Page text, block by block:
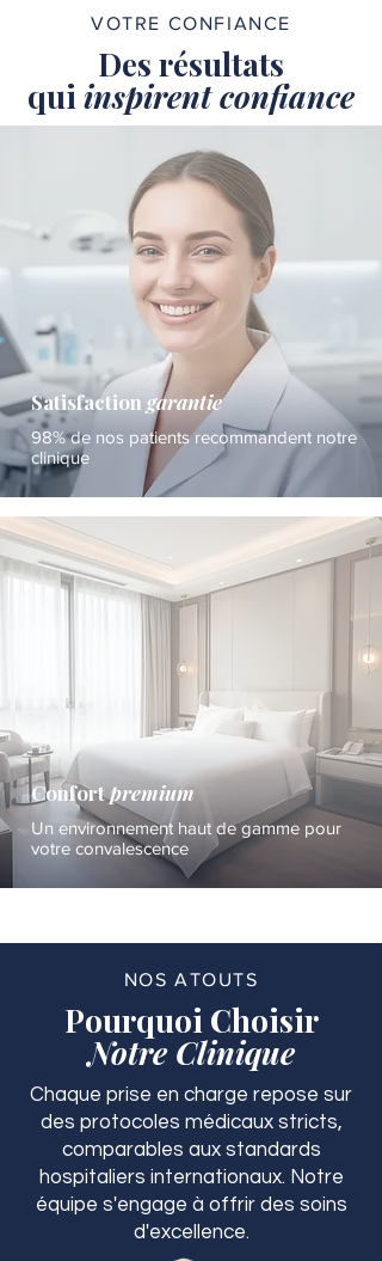
VOTRE CONFIANCE
Des résultats
quiinspirent confiance
Satisfaction garantie
98% de nos patients recommandent notre
clinique
Confortpremium
Un environnement haut de gamme pour
votre convalescence
NOS ATOUTS
Pourquoi Choisir
Notre Clinique
Chaque prise en charge repose sur
des protocoles médicaux stricts,
comparables aux standards
hospitaliers internationaux. Notre
équipe s'engage à offrir des soins
d'excellence.